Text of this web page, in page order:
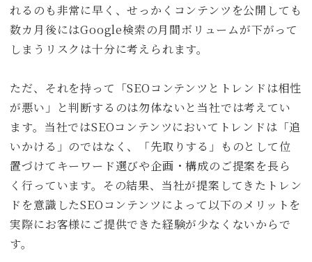
れるのも非常に早く、せっかくコンテンツを公開しても
数カ月後にはGoogle検索の月間ボリュームが下がって
しまうリスクは十分に考えられます。
ただ、それを持って「SEOコンテンツとトレンドは相性
が悪い」と判断するのは勿体ないと当社では考えてい
ます。当社ではSEOコンテンツにおいてトレンドは「追
いかける」のではなく、「先取りする」ものとして位
置づけてキーワード選びや企画・構成のご提案を長ら
く行っています。その結果、当社が提案してきたトレン
ドを意識したSEOコンテンツによって以下のメリットを
実際にお客様にご提供できた経験が少なくないからで
す。